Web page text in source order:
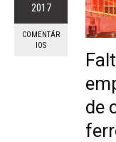
2017
COMENTÁR
IOS
de